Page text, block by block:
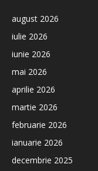
august 2026
iulie 2026
iunie 2026
mai 2026
aprilie 2026
martie 2026
februarie 2026
ianuarie 2026
decembrie 2025